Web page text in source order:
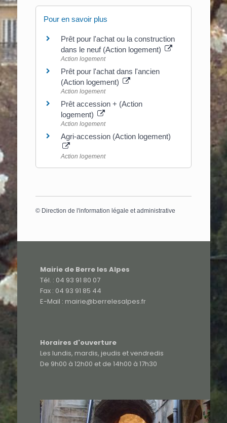
Pour en savoir plus
Prêt pour l'achat ou la construction
dans le neuf (Action logement)
Action logement
Prêt pour l'achat dans l'ancien
(Action logement)
Action logement
Prêt accession + (Action
logement)
Action logement
Agri-accession (Action logement)
Action logement
© Direction de l'information légale et administrative
Mairie de Berre les Alpes
Tél. : 04 93 91 80 07
Fax : 04 93 91 85 44
E-Mail : mairie@berrelesalpes.fr
Horaires d'ouverture
Les lundis, mardis, jeudis et vendredis
De 9h00 à 12h00 et de 14h00 à 17h30